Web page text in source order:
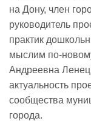
на Дону, член
руководитель
практик
мыслим по-
Андреевна
актуальность
сообщества
города.